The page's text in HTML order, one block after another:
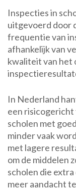
Inspecties in
uitgevoerd door
frequentie van
afhankelijk van
kwaliteit van het
In Nederland
een
scholen met
minder vaak
met lagere
om de middelen
scholen die
meer aandacht